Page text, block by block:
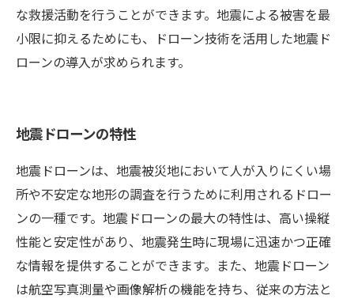
な救援活動を行うことができます。地震による被害を最
小限に抑えるためにも、ドローン技術を活用した地震ド
ローンの導入が求められます。
地震ドローンの特性
地震ドローンは、地震被災地において人が入りにくい場
所や不安定な地形の調査を行うために利用されるドロー
ンの一種です。地震ドローンの最大の特性は、高い操縦
性能と安定性があり、地震発生時に現場に迅速かつ正確
な情報を提供することができます。また、地震ドローン
は航空写真測量や画像解析の機能を持ち、従来の方法と